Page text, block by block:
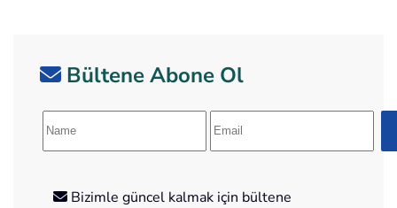
Bültene Abone Ol
Bizimle güncel kalmak için bültene